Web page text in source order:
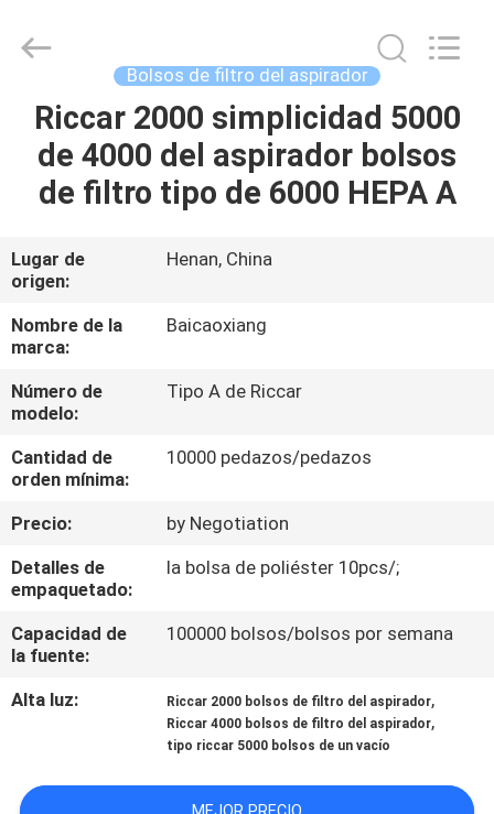
HOGAR
PRODUCTOS
SOBRE
NOSOTROS
VIAJE
DE
LA
FÁBRICA
DE
CALIDAD
ÉNTRENOS
CON
Developed
Bolsos de filtro del aspirador
Riccar 2000 simplicidad 5000
de 4000 del aspirador bolsos
de filtro tipo de 6000 HEPA A
Lugar de
origen:
Henan, China
Nombre de la
marca:
Baicaoxiang
Número de
modelo:
Tipo A de Riccar
Cantidad de
orden mínima:
10000 pedazos/pedazos
Precio:
by Negotiation
Detalles de
empaquetado:
la bolsa de poliéster 10pcs/;
Capacidad de
la fuente:
100000 bolsos/bolsos por semana
Alta luz: Riccar 2000 bolsos de filtro del aspirador,
Riccar 4000 bolsos de filtro del aspirador,
tipo riccar 5000 bolsos de un vacío